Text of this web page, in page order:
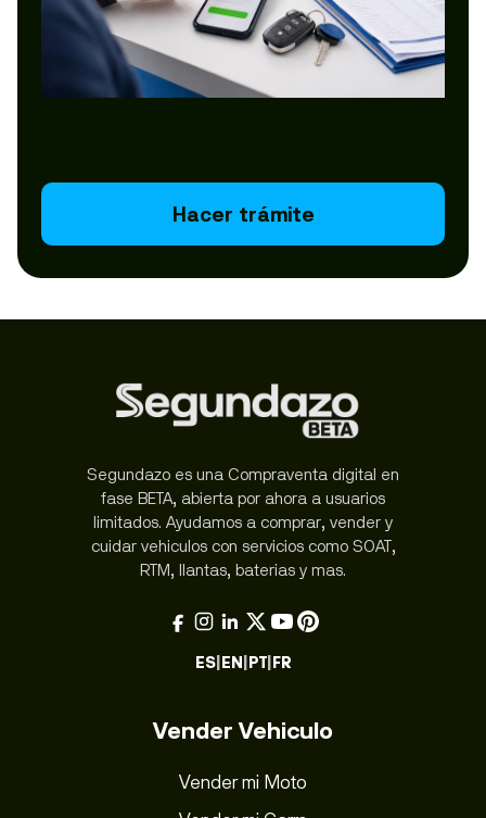
Hacer trámite
Segundazo es una Compraventa digital en
fase BETA, abierta por ahora a usuarios
limitados. Ayudamos a comprar, vender y
cuidar vehiculos con servicios como SOAT,
RTM, llantas, baterias y mas.
ES|EN|PT|FR
Vender Vehiculo
Vender mi Moto